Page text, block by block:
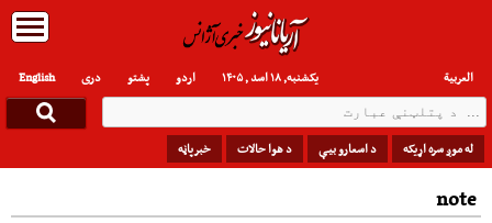
English دری پشتو العربیة اردو یکشنبه, ۱۸ اسد , ۱۴۰۵
له موږ سره اړیکه د اسعارو بیې د هوا حالات خبرپاڼه
note